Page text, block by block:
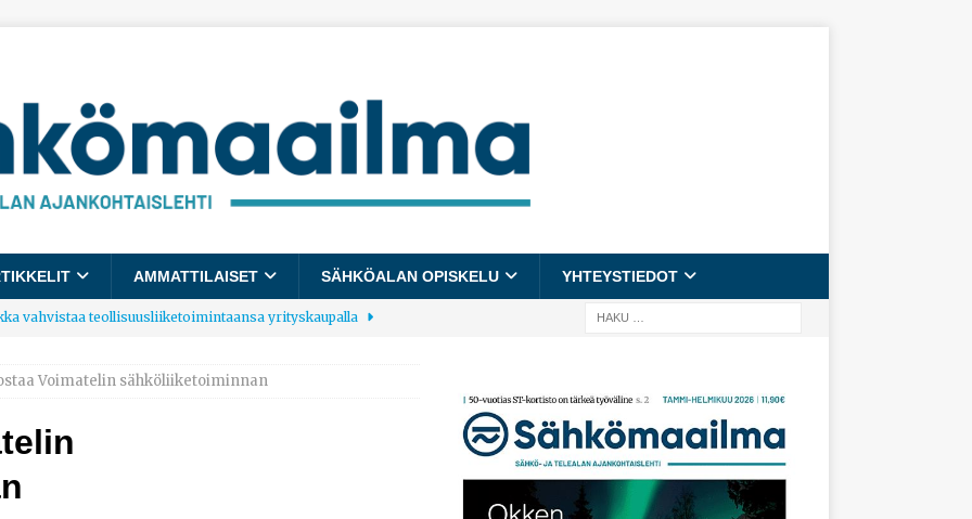
AMMATTILAISET SÄHKÖALAN OPISKELU YHTEYSTIEDOT
vahvistaa teollisuusliiketoimintaansa yrityskaupalla
tulee käyttöön yhteinen kestävyysraportointimalli
Voimatelin sähköliiketoiminnan